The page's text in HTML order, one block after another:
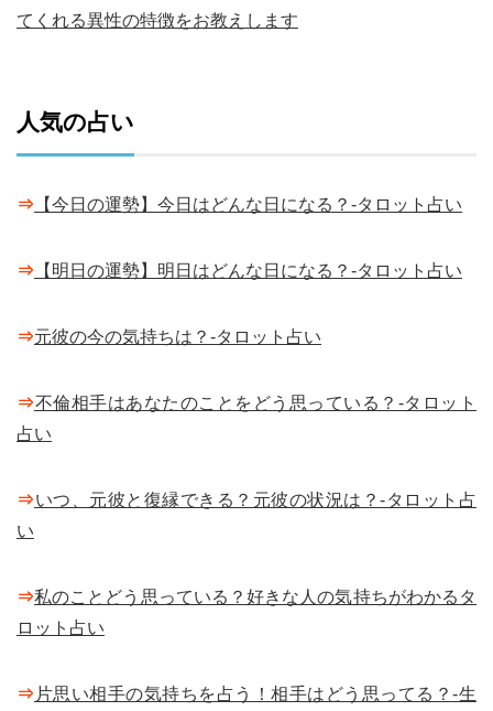
てくれる異性の特徴をお教えします
人気の占い
⇒ 【今日の運勢】今日はどんな日になる？-タロット占い
⇒ 【明日の運勢】明日はどんな日になる？-タロット占い
⇒元彼の今の気持ちは？-タロット占い
⇒不倫相手はあなたのことをどう思っている？-タロット
占い
⇒いつ、元彼と復縁できる？元彼の状況は？-タロット占
い
⇒私のことどう思っている？好きな人の気持ちがわかるタ
ロット占い
⇒ 片思い相手の気持ちを占う！相手はどう思ってる？-生